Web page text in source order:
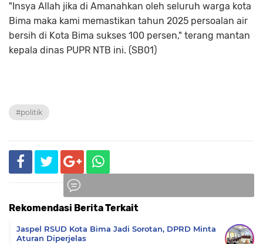
"Insya Allah jika di Amanahkan oleh seluruh warga kota
Bima maka kami memastikan tahun 2025 persoalan air
bersih di Kota Bima sukses 100 persen," terang mantan
kepala dinas PUPR NTB ini. (SB01)
#politik
Rekomendasi Berita Terkait
Jaspel RSUD Kota Bima Jadi Sorotan, DPRD Minta
Aturan Diperjelas